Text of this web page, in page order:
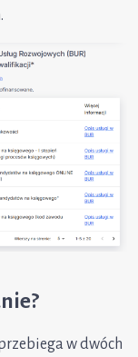
w dwóch